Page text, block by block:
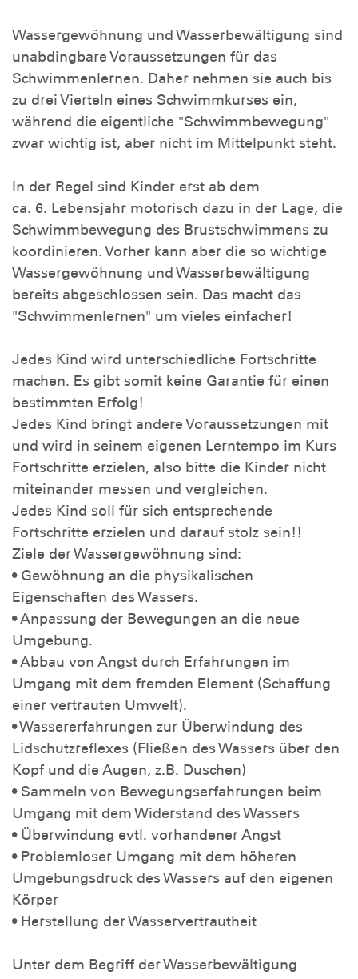
Wassergewöhnung und Wasserbewältigung sind
unabdingbare Voraussetzungen für das
Schwimmenlernen. Daher nehmen sie auch bis
zu drei Vierteln eines Schwimmkurses ein,
während die eigentliche "Schwimmbewegung"
zwar wichtig ist, aber nicht im Mittelpunkt steht.
In der Regel sind Kinder erst ab dem
ca. 6. Lebensjahr motorisch dazu in der Lage, die
Schwimmbewegung des Brustschwimmens zu
koordinieren. Vorher kann aber die so wichtige
Wassergewöhnung und Wasserbewältigung
bereits abgeschlossen sein. Das macht das
"Schwimmenlernen" um vieles einfacher!
Jedes Kind wird unterschiedliche Fortschritte
machen. Es gibt somit keine Garantie für einen
bestimmten Erfolg!
Jedes Kind bringt andere Voraussetzungen mit
und wird in seinem eigenen Lerntempo im Kurs
Fortschritte erzielen, also bitte die Kinder nicht
miteinander messen und vergleichen.
Jedes Kind soll für sich entsprechende
Fortschritte erzielen und darauf stolz sein!!
Ziele der Wassergewöhnung sind:
• Gewöhnung an die physikalischen
Eigenschaften des Wassers.
• Anpassung der Bewegungen an die neue
Umgebung.
• Abbau von Angst durch Erfahrungen im
Umgang mit dem fremden Element (Schaffung
einer vertrauten Umwelt).
• Wassererfahrungen zur Überwindung des
Lidschutzreflexes (Fließen des Wassers über den
Kopf und die Augen, z.B. Duschen)
• Sammeln von Bewegungserfahrungen beim
Umgang mit dem Widerstand des Wassers
• Überwindung evtl. vorhandener Angst
• Problemloser Umgang mit dem höheren
Umgebungsdruck des Wassers auf den eigenen
Körper
• Herstellung der Wasservertrautheit
Unter dem Begriff der Wasserbewältigung